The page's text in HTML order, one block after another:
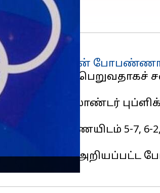
வீரர்ரோஹன்
ஓய்வு பெறுவதாகச்
அலெக்ஸாண்டர்
இணையிடம் 5-7, 6-
ஆட்டத்தால் அறியப்பட்ட